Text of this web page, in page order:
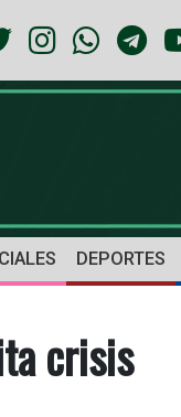
DEPORTES
crisis